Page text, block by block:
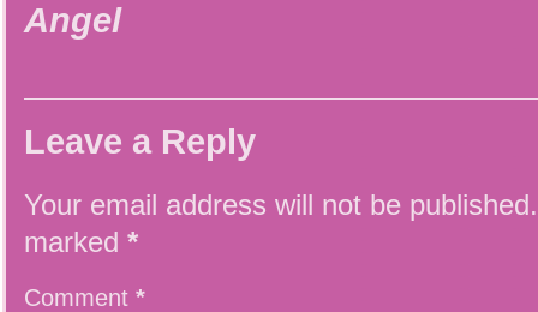
Angel
Leave a Reply
Your email address will not be published.
marked *
Comment *